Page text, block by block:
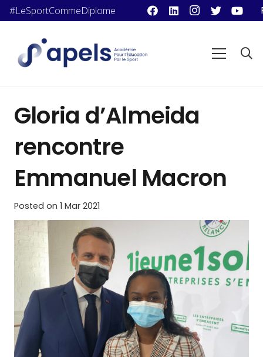
#LeSportCommeDiplome
Gloria d’Almeida
rencontre
Emmanuel Macron
Posted on 1 Mar 2021